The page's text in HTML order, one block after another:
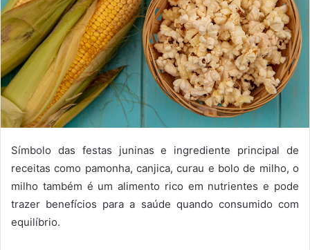
Símbolo das festas juninas e ingrediente principal de
receitas como pamonha, canjica, curau e bolo de milho, o
milho também é um alimento rico em nutrientes e pode
trazer benefícios para a saúde quando consumido com
equilíbrio.